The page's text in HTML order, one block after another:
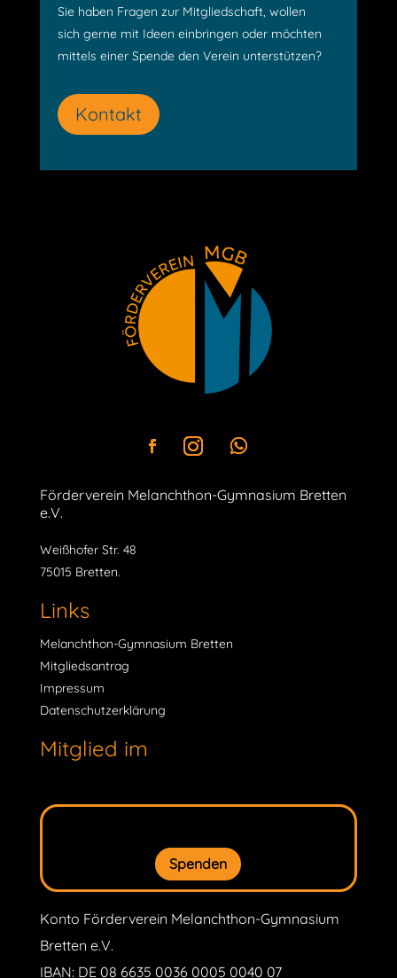
Sie haben Fragen zur Mitgliedschaft, wollen
sich gerne mit Ideen einbringen oder möchten
mittels einer Spende den Verein unterstützen?
Kontakt
Förderverein Melanchthon-Gymnasium Bretten
e.V.
Weißhofer Str. 48
75015 Bretten.
Links
Melanchthon-Gymnasium Bretten
Mitgliedsantrag
Impressum
Datenschutzerklärung
Mitglied im
Spenden
Konto Förderverein Melanchthon-Gymnasium
Bretten e.V.
IBAN: DE 08 6635 0036 0005 0040 07